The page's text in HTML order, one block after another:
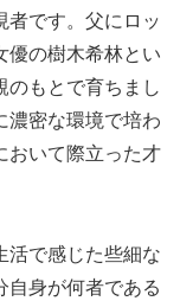
者です。父にロッ
優の樹木希林とい
のもとで育ちまし
濃密な環境で培わ
おいて際立った才
活で感じた些細な
自身が何者である